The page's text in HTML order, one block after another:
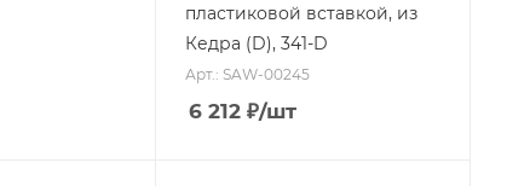
пластиковой вставкой, из
Кедра (D), 341-D
Арт.: SAW-00245
6 212 ₽/шт